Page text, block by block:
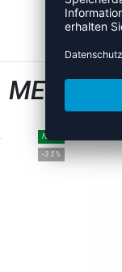
MEHR
NEW
-35%